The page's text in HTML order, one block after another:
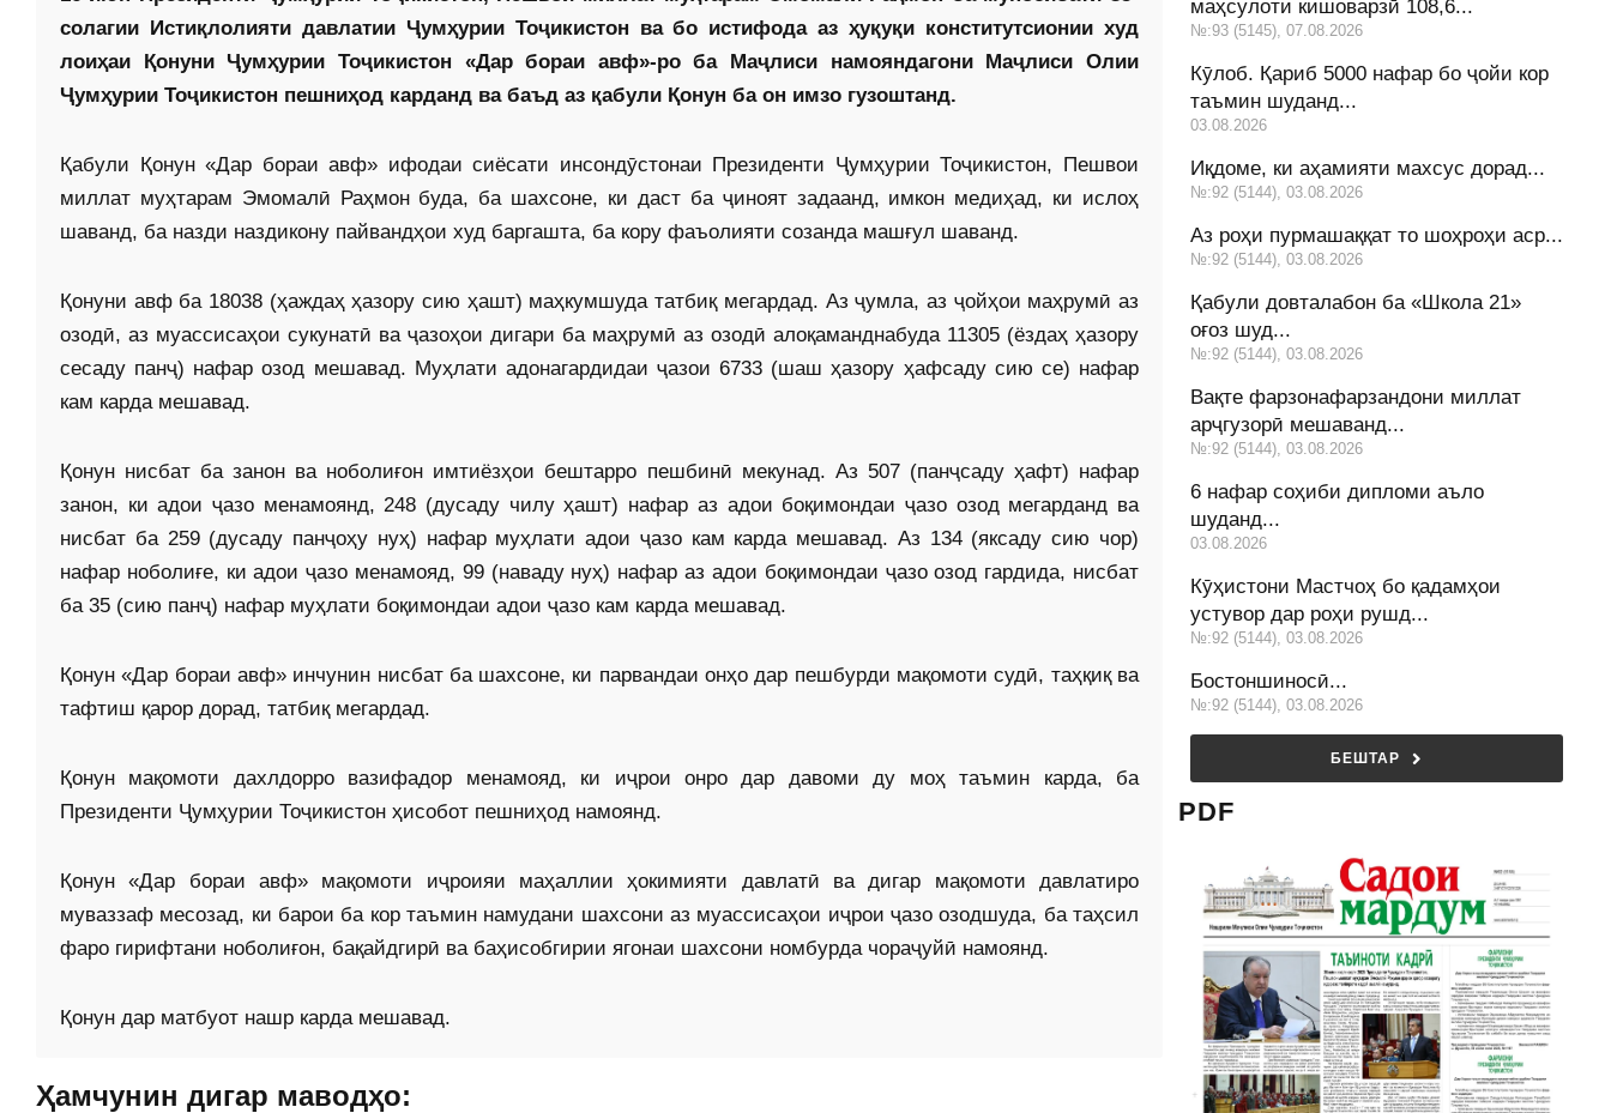
солагии Истиқлолияти давлатии Ҷумҳурии Тоҷикистон ва бо истифода аз ҳуқуқи конститутсионии худ
лоиҳаи Қонуни Ҷумҳурии Тоҷикистон «Дар бораи авф»-ро ба Маҷлиси намояндагони Маҷлиси Олии
Ҷумҳурии Тоҷикистон пешниҳод карданд ва баъд аз қабули Қонун ба он имзо гузоштанд.
Қабули Қонун «Дар бораи авф» ифодаи сиёсати инсондӯстонаи Президенти Ҷумҳурии Тоҷикистон, Пешвои
миллат муҳтарам Эмомалӣ Раҳмон буда, ба шахсоне, ки даст ба ҷиноят задаанд, имкон медиҳад, ки ислоҳ
шаванд, ба назди наздикону пайвандҳои худ баргашта, ба кору фаъолияти созанда машғул шаванд.
Қонуни авф ба 18038 (ҳаждаҳ ҳазору сию ҳашт) маҳкумшуда татбиқ мегардад. Аз ҷумла, аз ҷойҳои маҳрумӣ аз
озодӣ, аз муассисаҳои сукунатӣ ва ҷазоҳои дигари ба маҳрумӣ аз озодӣ алоқаманднабуда 11305 (ёздаҳ ҳазору
сесаду панҷ) нафар озод мешавад. Муҳлати адонагардидаи ҷазои 6733 (шаш ҳазору ҳафсаду сию се) нафар
кам карда мешавад.
Қонун нисбат ба занон ва ноболиғон имтиёзҳои бештарро пешбинӣ мекунад. Аз 507 (панҷсаду ҳафт) нафар
занон, ки адои ҷазо менамоянд, 248 (дусаду чилу ҳашт) нафар аз адои боқимондаи ҷазо озод мегарданд ва
нисбат ба 259 (дусаду панҷоҳу нуҳ) нафар муҳлати адои ҷазо кам карда мешавад. Аз 134 (яксаду сию чор)
нафар ноболиғе, ки адои ҷазо менамояд, 99 (наваду нуҳ) нафар аз адои боқимондаи ҷазо озод гардида, нисбат
ба 35 (сию панҷ) нафар муҳлати боқимондаи адои ҷазо кам карда мешавад.
Қонун «Дар бораи авф» инчунин нисбат ба шахсоне, ки парвандаи онҳо дар пешбурди мақомоти судӣ, таҳқиқ ва
тафтиш қарор дорад, татбиқ мегардад.
Қонун мақомоти дахлдорро вазифадор менамояд, ки иҷрои онро дар давоми ду моҳ таъмин карда, ба
Президенти Ҷумҳурии Тоҷикистон ҳисобот пешниҳод намоянд.
Қонун «Дар бораи авф» мақомоти иҷроияи маҳаллии ҳокимияти давлатӣ ва дигар мақомоти давлатиро
муваззаф месозад, ки барои ба кор таъмин намудани шахсони аз муассисаҳои иҷрои ҷазо озодшуда, ба таҳсил
фаро гирифтани ноболиғон, бақайдгирӣ ва баҳисобгирии ягонаи шахсони номбурда чораҷуйӣ намоянд.
Қонун дар матбуот нашр карда мешавад.
Ҳамчунин дигар маводҳо:
маҳсулоти кишоварзӣ 108,6...
№:93 (5145), 07.08.2026
Кӯлоб. Қариб 5000 нафар бо ҷойи кор
таъмин шуданд...
03.08.2026
Иқдоме, ки аҳамияти махсус дорад...
№:92 (5144), 03.08.2026
Аз роҳи пурмашаққат то шоҳроҳи аср...
№:92 (5144), 03.08.2026
Қабули довталабон ба «Школа 21»
оғоз шуд...
№:92 (5144), 03.08.2026
Вақте фарзонафарзандони миллат
арҷгузорӣ мешаванд...
№:92 (5144), 03.08.2026
6 нафар соҳиби дипломи аъло
шуданд...
03.08.2026
Кӯҳистони Мастчоҳ бо қадамҳои
устувор дар роҳи рушд...
№:92 (5144), 03.08.2026
Бостоншиносӣ...
№:92 (5144), 03.08.2026
БЕШТАР
PDF